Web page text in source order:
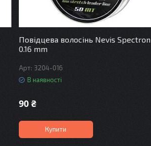
Повідцева волосінь Nevis Spectron
0.16 mm
3204-016
В наявності
90 ₴
Купити